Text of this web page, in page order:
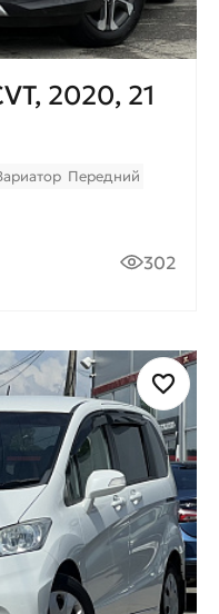
2020, 21
Передний
302